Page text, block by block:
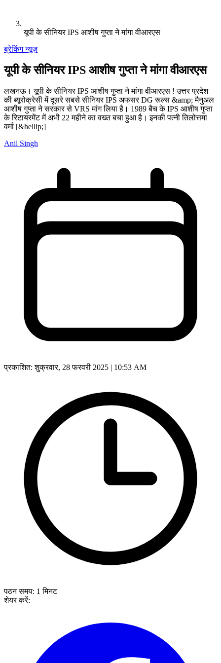
यूपी के सीनियर IPS आशीष गुप्ता ने मांगा वीआरएस
ब्रेकिंग न्यूज़
यूपी के सीनियर IPS आशीष गुप्ता ने मांगा वीआरएस
लखनऊ। यूपी के सीनियर IPS आशीष गुप्ता ने मांगा वीआरएस ! उत्तर प्रदेश
की ब्यूरोक्रेसी में दूसरे सबसे सीनियर IPS अफसर DG रूल्स &amp; मैनुअल
आशीष गुप्ता ने सरकार से VRS मांग लिया है। 1989 बैच के IPS आशीष गुप्ता
के रिटायरमेंट में अभी 22 महीने का वख्त बचा हुआ है। इनकी पत्नी तिलोत्तमा
वर्मा [&hellip;]
Anil Singh
प्रकाशित:शुक्रवार, 28 फरवरी 2025 | 10:53 AM
पठन समय: 1 मिनट
शेयर करें: